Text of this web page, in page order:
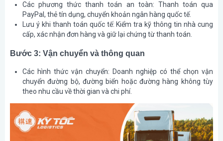
Các phương thức thanh toán an toàn: Thanh toán qua
PayPal, thẻ tín dụng, chuyển khoản ngân hàng quốc tế.
Lưu ý khi thanh toán quốc tế: Kiểm tra kỹ thông tin nhà cung
cấp, xác nhận đơn hàng và giữ lại chứng từ thanh toán.
Bước 3: Vận chuyển và thông quan
Các hình thức vận chuyển: Doanh nghiệp có thể chọn vận
chuyển đường bộ, đường biển hoặc đường hàng không tùy
theo nhu cầu về thời gian và chi phí.